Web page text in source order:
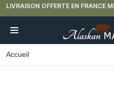
LIVRAISON OFFERTE EN FRANCE
Accueil